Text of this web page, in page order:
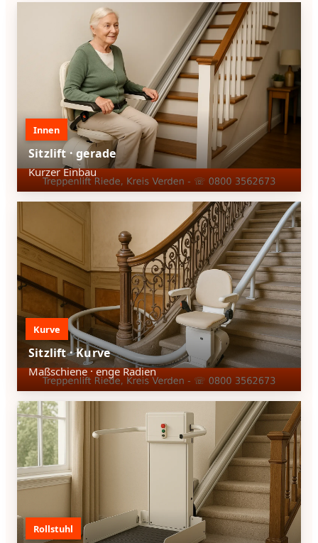
Innen
Sitzlift · gerade
Kurzer Einbau
Kurve
Sitzlift · Kurve
Maßschiene · enge Radien
Rollstuhl